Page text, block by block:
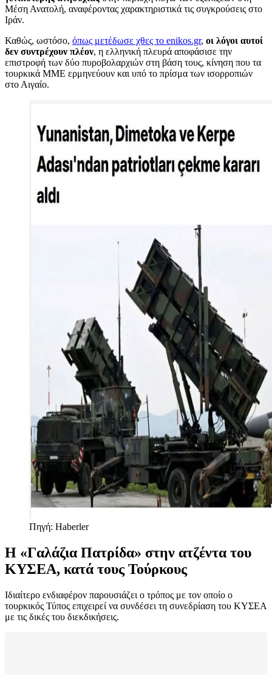
Μέση Ανατολή, αναφέροντας χαρακτηριστικά τις συγκρούσεις στο
Ιράν.
Καθώς, ωστόσο, όπως μετέδωσε χθες το enikos.gr, οι λόγοι αυτοί
δεν συντρέχουν πλέον, η ελληνική πλευρά αποφάσισε την
επιστροφή των δύο πυροβολαρχιών στη βάση τους, κίνηση που τα
τουρκικά ΜΜΕ ερμηνεύουν και υπό το πρίσμα των ισορροπιών
στο Αιγαίο.
Πηγή: Haberler
Η «Γαλάζια Πατρίδα» στην ατζέντα του
ΚΥΣΕΑ, κατά τους Τούρκους
Ιδιαίτερο ενδιαφέρον παρουσιάζει ο τρόπος με τον οποίο ο
τουρκικός Τύπος επιχειρεί να συνδέσει τη συνεδρίαση του ΚΥΣΕΑ
με τις δικές του διεκδικήσεις.